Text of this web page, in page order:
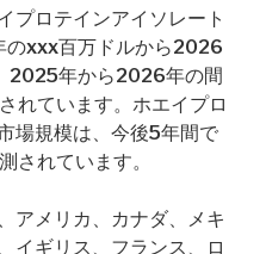
プロテインアイソレート
のxxx百万ドルから2026
2025年から2026年の間
れています。ホエイプロ
場規模は、今後5年間で
されています。
アメリカ、カナダ、メキ
イギリス、フランス、ロ